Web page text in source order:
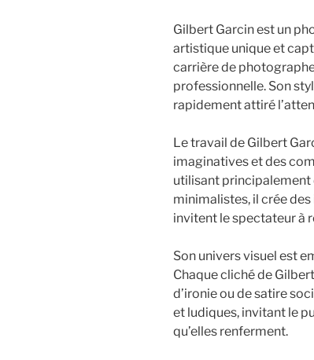
Gilbert Garcin est un
artistique unique et
carrière de
professionnelle. Son
rapidement attiré
Le travail de Gilbert
imaginatives et des
utilisant
minimalistes, il crée
invitent le spectateur à
Son univers visuel est
Chaque cliché de
d’ironie ou de satire
et ludiques, invitant le
qu’elles renferment.